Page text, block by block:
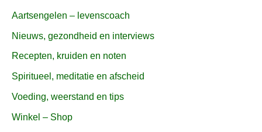
Aartsengelen – levenscoach
Nieuws, gezondheid en interviews
Recepten, kruiden en noten
Spiritueel, meditatie en afscheid
Voeding, weerstand en tips
Winkel – Shop